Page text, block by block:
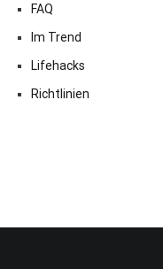
FAQ
Im Trend
Lifehacks
Richtlinien